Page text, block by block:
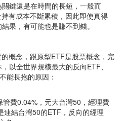
鍵還是在時間的長短，一般而
有成本不斷累積，因此即使真得
果，有可能也是賺不到錢。
概念，跟原型ETF是股票概念，完
以全世界規模最大的反向ETF、
能長抱的原因：
費0.04%，元大台灣50，經理費
結台灣50的ETF，反向的經理